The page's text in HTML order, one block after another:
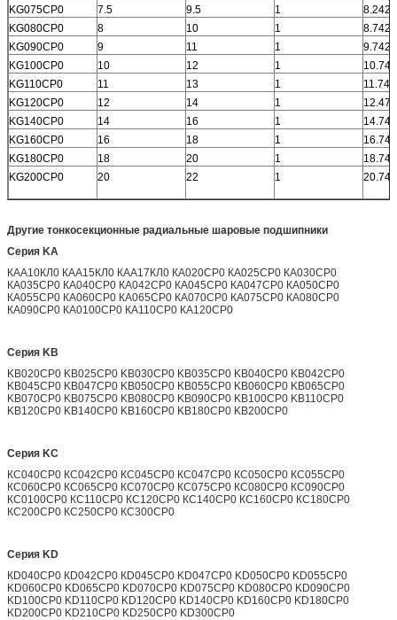
KG075CP0
7.5 9.5 1
8.242
KG080CP0
8 10 1
8.742
KG090CP0
9 11 1
9.742
KG100CP0
10 12 1
10.742
KG110CP0
11 13 1
11.742
KG120CP0
12 14 1
12.472
KG140CP0
14 16 1
14.742
KG160CP0
16 18 1
16.742
KG180CP0
18 20 1
18.742
KG200CP0
20 22 1 20.742
Другие тонкосекционные радиальные шаровые подшипники
Серия KA
КАА10КЛ0 КАА15КЛ0 КАА17КЛ0 КА020CP0 КА025CP0 КА030CP0
КА035CP0 КА040CP0 КА042CP0 КА045CP0 КА047CP0 КА050CP0
КА055CP0 КА060CP0 КА065CP0 КА070CP0 КА075CP0 КА080CP0
КА090CP0 КА0100CP0 КА110CP0 КА120CP0
Серия KB
KB020CP0 KB025CP0 KB030CP0 KB035CP0 KB040CP0 KB042CP0
KB045CP0 KB047CP0 KB050CP0 KB055CP0 KB060CP0 KB065CP0
KB070CP0 KB075CP0 KB080CP0 KB090CP0 KB100CP0 KB110CP0
KB120CP0 KB140CP0 KB160CP0 KB180CP0 KB200CP0
Серия KC
КС040CP0 КС042CP0 КС045CP0 КС047CP0 КС050CP0 КС055CP0
КС060CP0 КС065CP0 КС070CP0 КС075CP0 КС080CP0 КС090CP0
КС0100CP0 КС110CP0 КС120CP0 КС140CP0 КС160CP0 КС180CP0
КС200CP0 КС250CP0 КС300CP0
Серия KD
КD040CP0 КD042CP0 КD045CP0 KD047CP0 KD050CP0 KD055CP0
KD060CP0 KD065CP0 KD070CP0 KD075CP0 KD080CP0 KD090CP0
KD100CP0 KD110CP0 KD120CP0 KD140CP0 KD160CP0 KD180CP0
KD200CP0 KD210CP0 KD250CP0 KD300CP0